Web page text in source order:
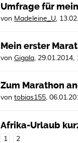
Umfrage für
von Madeleine_U
Mein erster
von Gigala 29.01.2014,
Zum Marathon
von tobias155
Afrika-Urlaub
1 2